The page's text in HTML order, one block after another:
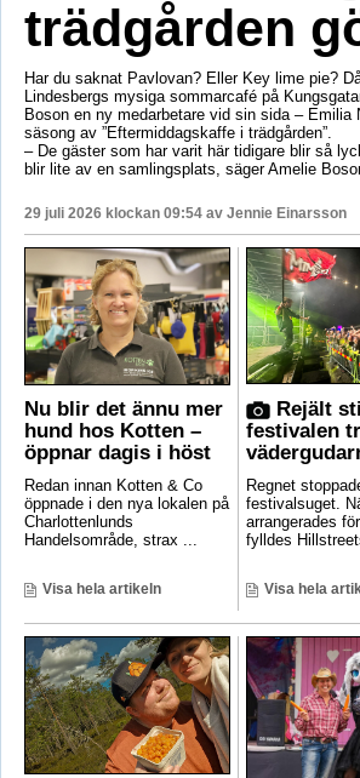
trädgården
Har du saknat Pavlovan? Eller Key lime pie?
Lindesbergs mysiga sommarcafé på
Boson en ny medarbetare vid sin sida –
säsong av ”Eftermiddagskaffe i trädgården”.
– De gäster som har varit här tidigare blir så
blir lite av en samlingsplats, säger Amelie
29 juli 2026 klockan 09:54 av Jennie Einarsson
Nu blir det ännu mer
hund hos Kotten –
öppnar dagis i höst
Redan innan Kotten & Co
öppnade i den nya lokalen på
Charlottenlunds
Handelsområde, strax ...
Visa hela artikeln
Rejält
festivalen
Regnet
festivalsuget.
arrangerades
fylldes
Visa hela